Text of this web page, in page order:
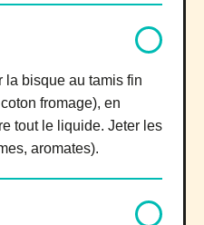
la bisque au tamis fin
fromage), en
tout le liquide. Jeter les
aromates).